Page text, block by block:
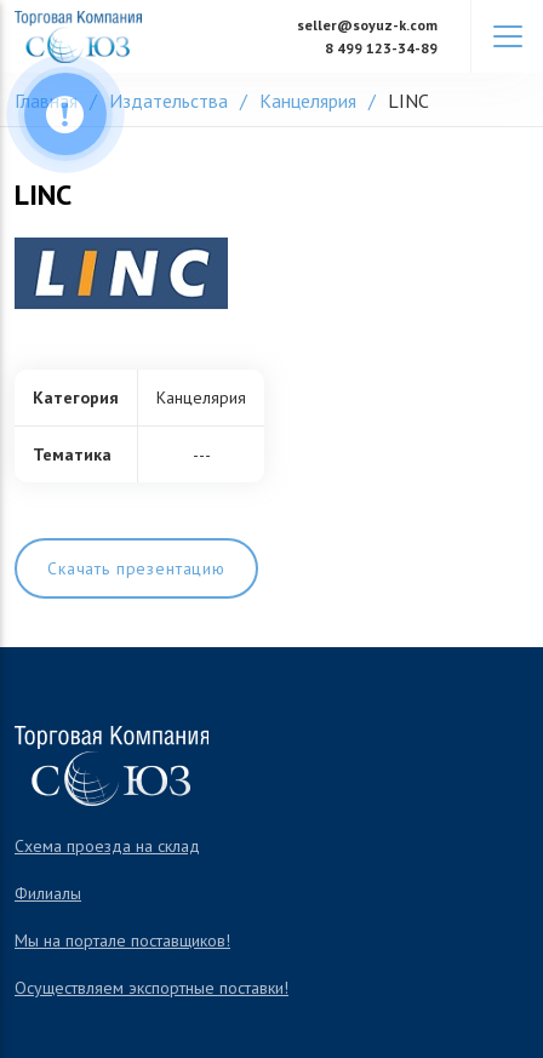
Skip
content
seller@soyuz-k.com
8 499 123-34-89
Главная Издательства Канцелярия LINC
LINC
Категория Канцелярия
Тематика ---
Скачать презентацию
Схема проезда на склад
Филиалы
Мы на портале поставщиков!
Осуществляем экспортные поставки!